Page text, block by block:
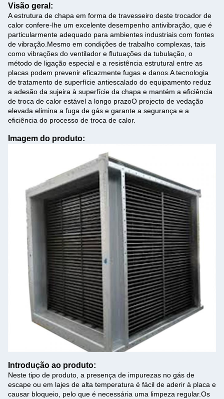
Visão geral:
A estrutura de chapa em forma de travesseiro deste trocador de
calor confere-lhe um excelente desempenho antivibração, que é
particularmente adequado para ambientes industriais com fontes
de vibração.Mesmo em condições de trabalho complexas, tais
como vibrações do ventilador e flutuações da tubulação, o
método de ligação especial e a resistência estrutural entre as
placas podem prevenir eficazmente fugas e danos.A tecnologia
de tratamento de superfície antiescalado do equipamento reduz
a adesão da sujeira à superfície da chapa e mantém a eficiência
de troca de calor estável a longo prazoO projecto de vedação
elevada elimina a fuga de gás e garante a segurança e a
eficiência do processo de troca de calor.
Imagem do produto:
Introdução ao produto:
Neste tipo de produto, a presença de impurezas no gás de
escape ou em lajes de alta temperatura é fácil de aderir à placa e
causar bloqueio, pelo que é necessária uma limpeza regular.Os